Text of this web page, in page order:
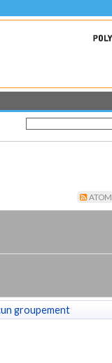
ATOM
groupement